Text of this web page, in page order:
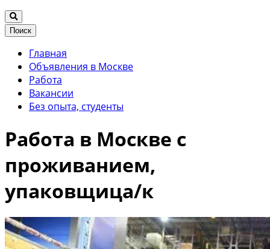
Поиск
Главная
Объявления в Москве
Работа
Вакансии
Без опыта, студенты
Работа в Москве с
проживанием,
упаковщица/к